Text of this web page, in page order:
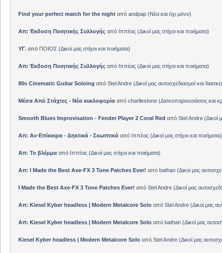
Find your perfect match for the nightαπό andpap(Νέα και όχι μόνο)
Απ: Έκδοση Ποιητικής Συλλογής από Ιππέας(Δικοί μας στίχοι και ποιήματα)
ΥΓ.από ΠΟΙΟΣ (Δικοί μας στίχοι και ποιήματα)
Απ: Έκδοση Ποιητικής Συλλογής από Ιππέας(Δικοί μας στίχοι και ποιήματα)
80s Cinematic Guitar Soloing από Stel Andre(Δικοί μας αυτοσχεδιασμοί και
Μέσα Από Στάχτες - Νέα κυκλοφορίααπό charllestone(Δισκοπαρουσιάσεις και
Smooth Blues Improvisation - Fender Player 2 Coral Red από Stel Andre(Δικοί
Απ: Αν-Επίκαιρα - Δηκτικά - Σκωπτικά από Ιππέας(Δικοί μας στίχοι και ποιήματα)
Απ: Το βλέμμα από Ιππέας(Δικοί μας στίχοι και ποιήματα)
Απ: I Made the Best Axe-FX 3 Tone Patches Ever! από bathan(Δικοί μας
I Made the Best Axe-FX 3 Tone Patches Ever! από Stel Andre(Δικοί μας
Απ: Kiesel Kyber headless | Modern Metalcore Solo από Stel Andre(Δικοί μας
Απ: Kiesel Kyber headless | Modern Metalcore Solo από bathan(Δικοί μας
Kiesel Kyber headless | Modern Metalcore Solo από Stel Andre(Δικοί μας